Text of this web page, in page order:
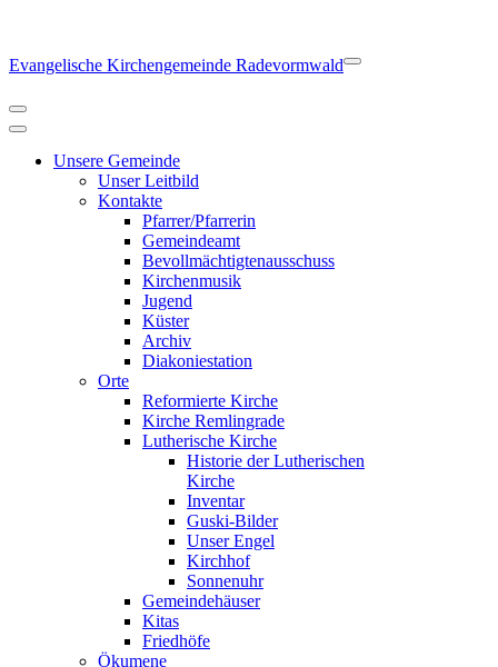
Evangelische Kirchengemeinde Radevormwald Navigationsmenü
Navigationsmenü
Unsere Gemeinde
Unser Leitbild
Kontakte
Pfarrer/Pfarrerin
Gemeindeamt
Bevollmächtigtenausschuss
Kirchenmusik
Jugend
Küster
Archiv
Diakoniestation
Orte
Reformierte Kirche
Kirche Remlingrade
Lutherische Kirche
Historie der Lutherischen
Kirche
Inventar
Guski-Bilder
Unser Engel
Kirchhof
Sonnenuhr
Gemeindehäuser
Kitas
Friedhöfe
Ökumene